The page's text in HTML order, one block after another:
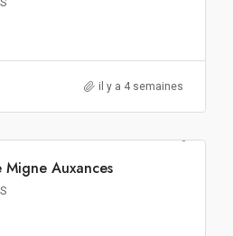
il y a 4 semaines
Auxances